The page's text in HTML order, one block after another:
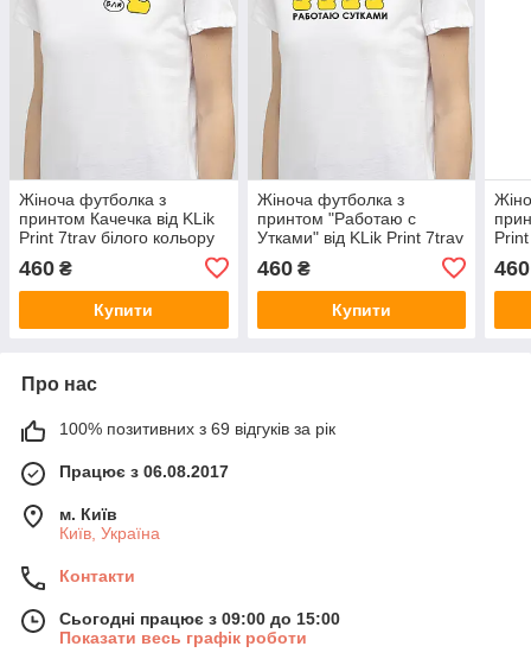
Жіноча футболка з
принтом Качечка від KLik
Print 7trav білого кольору
460 ₴
Купити
Жіноча футболка з
принтом "Работаю с
Утками" від KLik Print 7trav
460₴
Купити
460
Про нас
100% позитивних з 69 відгуків за рік
Працює з 06.08.2017
м. Київ
Київ, Україна
Контакти
Сьогодні працює з 09:00 до 15:00
Показати весь графік роботи